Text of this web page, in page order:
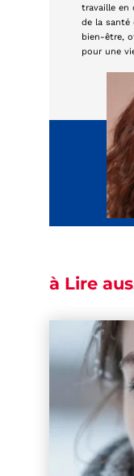
travaille en
de la santé
bien-être,
pour une
à Lire